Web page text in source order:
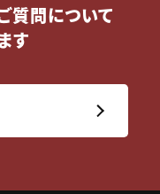
質問について
す